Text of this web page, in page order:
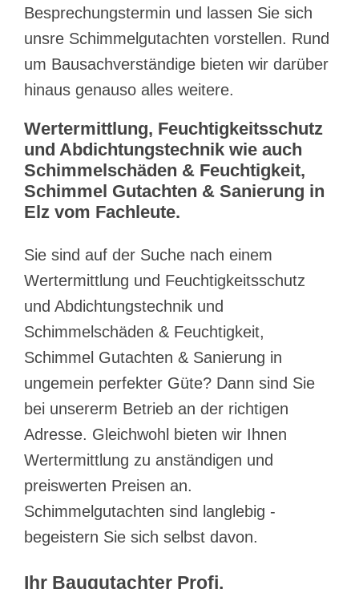
Besprechungstermin und lassen Sie sich
unsre Schimmelgutachten vorstellen. Rund
um Bausachverständige bieten wir darüber
hinaus genauso alles weitere.
Wertermittlung, Feuchtigkeitsschutz
und Abdichtungstechnik wie auch
Schimmelschäden & Feuchtigkeit,
Schimmel Gutachten & Sanierung in
Elz vom Fachleute.
Sie sind auf der Suche nach einem
Wertermittlung und Feuchtigkeitsschutz
und Abdichtungstechnik und
Schimmelschäden & Feuchtigkeit,
Schimmel Gutachten & Sanierung in
ungemein perfekter Güte? Dann sind Sie
bei unsererm Betrieb an der richtigen
Adresse. Gleichwohl bieten wir Ihnen
Wertermittlung zu anständigen und
preiswerten Preisen an.
Schimmelgutachten sind langlebig -
begeistern Sie sich selbst davon.
Ihr Baugutachter Profi.